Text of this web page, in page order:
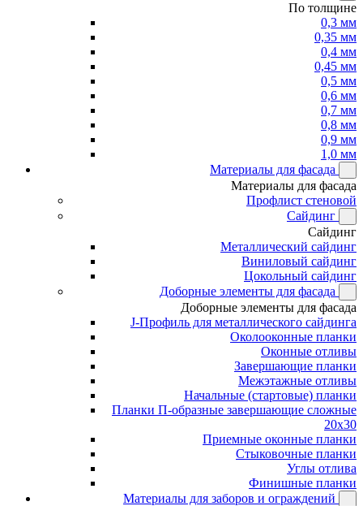
По толщине
0,3 мм
0,35 мм
0,4 мм
0,45 мм
0,5 мм
0,6 мм
0,7 мм
0,8 мм
0,9 мм
1,0 мм
Материалы для фасада
Материалы для фасада
Профлист стеновой
Сайдинг
Сайдинг
Металлический сайдинг
Виниловый сайдинг
Цокольный сайдинг
Доборные элементы для фасада
Доборные элементы для фасада
J-Профиль для металлического сайдинга
Околооконные планки
Оконные отливы
Завершающие планки
Межэтажные отливы
Начальные (стартовые) планки
Планки П-образные завершающие сложные
20x30
Приемные оконные планки
Стыковочные планки
Углы отлива
Финишные планки
Материалы для заборов и ограждений